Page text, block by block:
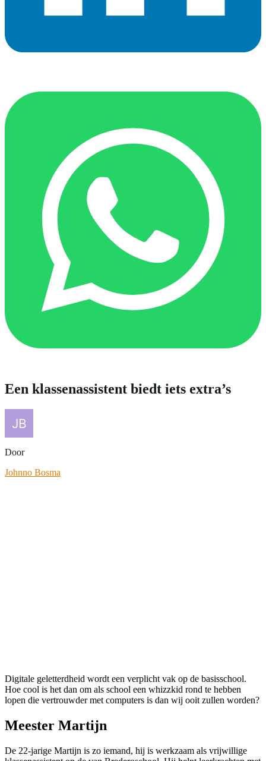
Een klassenassistent biedt iets extra’s
Door
Johnno Bosma
Digitale geletterdheid wordt een verplicht vak op de basisschool.
Hoe cool is het dan om als school een whizzkid rond te hebben
lopen die vertrouwder met computers is dan wij ooit zullen worden?
Meester Martijn
De 22-jarige Martijn is zo iemand, hij is werkzaam als vrijwillige